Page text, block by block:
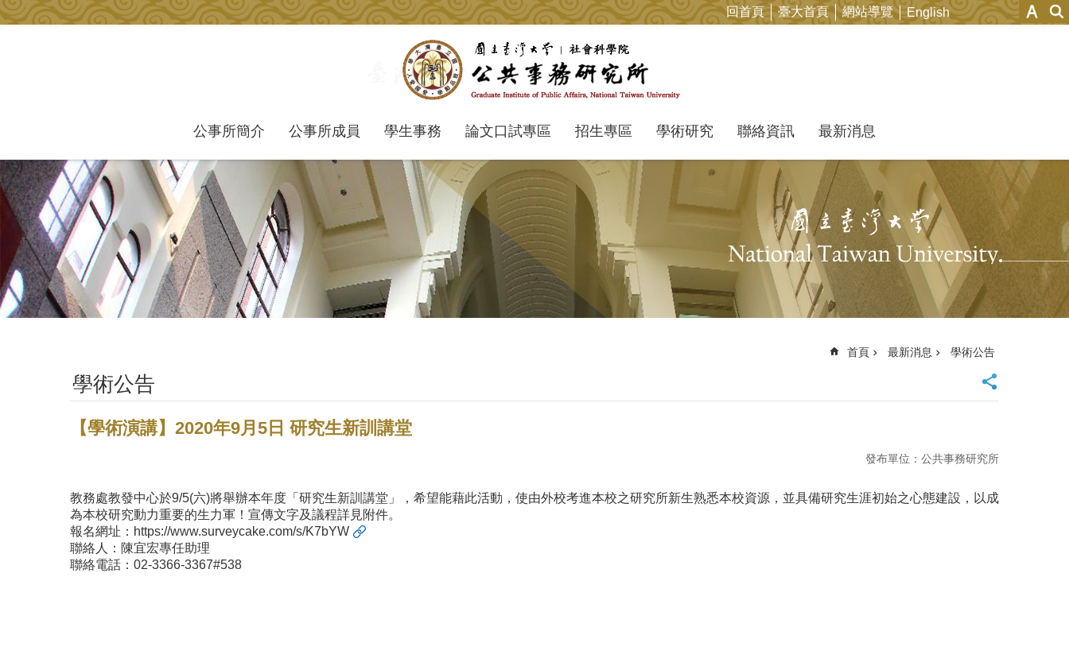
跳到主要內容區塊 回首頁 臺大首頁 網站導覽 English
公事所簡介 公事所成員 學生事務 論文口試專區 招生專區 學術研究 聯絡資訊 最新消息
首頁 最新消息 學術公告
學術公告
【學術演講】2020年9月5日 研究生新訓講堂
發布單位：公共事務研究所
教務處教發中心於9/5(六)將舉辦本年度「研究生新訓講堂」，希望能藉此活動，使由外校考進本校之研究所新生熟悉本校資源，並具備研究生涯初始之心態建設， 以成
為本校研究動力重要的生力軍！宣傳文字及議程詳見附件。
報名網址： https://www.surveycake.com/s/K7bYW
聯絡人：陳宜宏專任助理
聯絡電話：02-3366-3367#538